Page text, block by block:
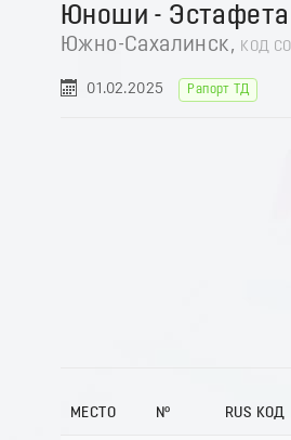
Юноши - Эстафета
Южно-Сахалинск, КОД
01.02.2025 Рапорт ТД
МЕСТО № RUS КОД